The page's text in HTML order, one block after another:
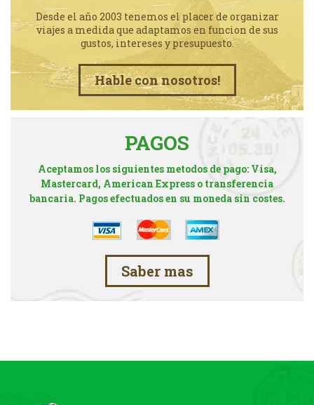
Desde el año 2003 tenemos el placer de organizar
viajes a medida que adaptamos en funcion de sus
gustos, intereses y presupuesto.
Hable con nosotros!
PAGOS
Aceptamos los siguientes metodos de pago: Visa,
Mastercard, American Express o transferencia
bancaria. Pagos efectuados en su moneda sin costes.
Saber mas